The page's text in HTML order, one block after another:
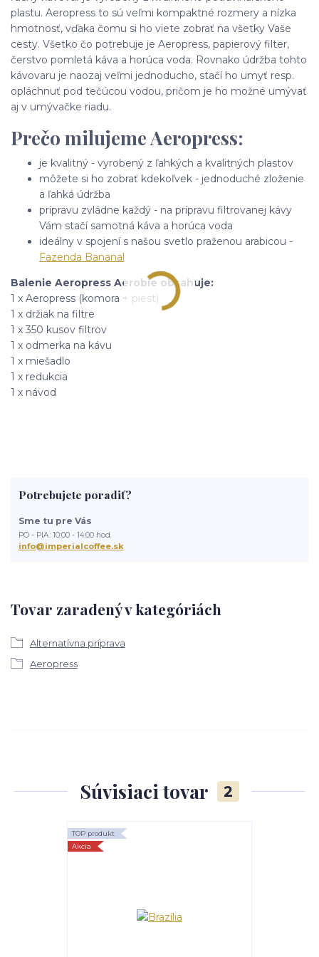
plastu. Aeropress to sú veľmi kompaktné rozmery a nízka
hmotnosť, vďaka čomu si ho viete zobrať na všetky Vaše
cesty. Všetko čo potrebuje je Aeropress, papierový filter,
čerstvo pomletá káva a horúca voda. Rovnako údržba tohto
kávovaru je naozaj veľmi jednoducho, stačí ho umyť resp.
opláchnuť pod tečúcou vodou, pričom je ho možné umývať
aj v umývačke riadu.
Prečo milujeme Aeropress:
je kvalitný - vyrobený z ľahkých a kvalitných plastov
môžete si ho zobrať kdekoľvek - jednoduché zloženie
a ľahká údržba
prípravu zvládne každý - na prípravu filtrovanej kávy
Vám stačí samotná káva a horúca voda
ideálny v spojení s našou svetlo praženou arabicou -
Fazenda Bananal
Balenie Aeropress Aerobie obsahuje:
1 x Aeropress (komora + piest)
1 x držiak na filtre
1 x 350 kusov filtrov
1 x odmerka na kávu
1 x miešadlo
1 x redukcia
1 x návod
Tovar zaradený v kategóriách
Alternatívna príprava
Aeropress
Potrebujete poradiť?
Sme tu pre Vás
PO - PIA: 10:00 - 14:00 hod.
info@imperialcoffee.sk
Súvisiaci tovar 2
TOP produkt
Akcia